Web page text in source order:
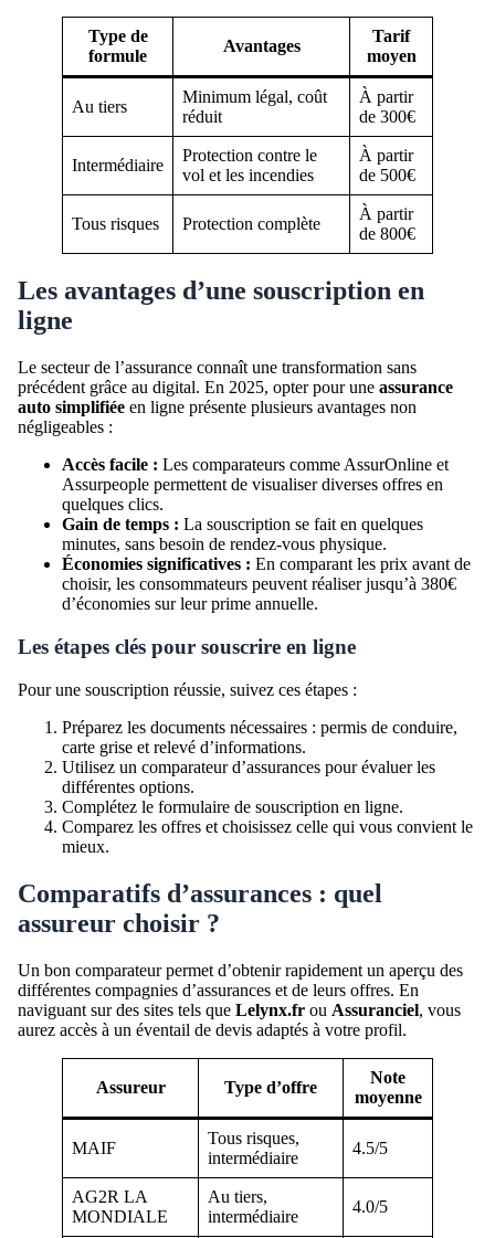
Type de
formule
Avantages
Tarif
moyen
Au tiers
Minimum légal, coût
réduit
À partir
de 300€
Intermédiaire
Protection contre le
vol et les incendies
À partir
de 500€
Tous risques Protection complète
À partir
de 800€
Les avantages d’une souscription en
ligne
Le secteur de l’assurance connaît une transformation sans
précédent grâce au digital. En 2025, opter pour une assurance
auto simplifiée en ligne présente plusieurs avantages non
négligeables :
Accès facile : Les comparateurs comme AssurOnline et
Assurpeople permettent de visualiser diverses offres en
quelques clics.
Gain de temps : La souscription se fait en quelques
minutes, sans besoin de rendez-vous physique.
Économies significatives : En comparant les prix avant de
choisir, les consommateurs peuvent réaliser jusqu’à 380€
d’économies sur leur prime annuelle.
Les étapes clés pour souscrire en ligne
Pour une souscription réussie, suivez ces étapes :
Préparez les documents nécessaires : permis de conduire,
carte grise et relevé d’informations.
Utilisez un comparateur d’assurances pour évaluer les
différentes options.
Complétez le formulaire de souscription en ligne.
Comparez les offres et choisissez celle qui vous convient le
mieux.
Comparatifs d’assurances : quel
assureur choisir ?
Un bon comparateur permet d’obtenir rapidement un aperçu des
différentes compagnies d’assurances et de leurs offres. En
naviguant sur des sites tels que Lelynx.fr ou Assuranciel, vous
aurez accès à un éventail de devis adaptés à votre profil.
Assureur Type d’offre
Note
moyenne
MAIF
Tous risques,
intermédiaire
4.5/5
AG2R LA
MONDIALE
Au tiers,
intermédiaire
4.0/5